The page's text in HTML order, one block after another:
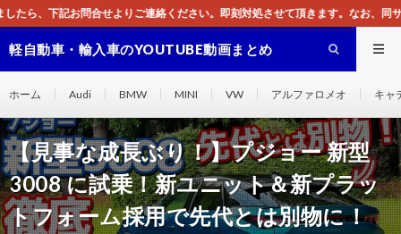
さい。即刻対処させて頂きます。なお、同サイトはGoogleアドセンスによる広
軽自動車・輸入車のYOUTUBE動画まとめ
ホーム Audi BMW MINI VW アルファロメオ キャ
【見事な成長ぶり！】プジョー 新型
3008 に試乗！新ユニット＆新プラッ
トフォーム採用で先代とは別物に！